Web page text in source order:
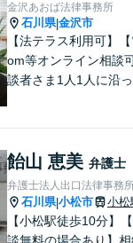
金沢あおば法律事務所
石川県|金沢市
【法テラス利用可】
om等オンライン相談
談者さま1人1人に沿っ
軽に相談できる弁護士
します。
飴山 恵美 弁護士
弁護士法人出口法律事務
石川県|小松市 小松
【小松駅徒歩10分】